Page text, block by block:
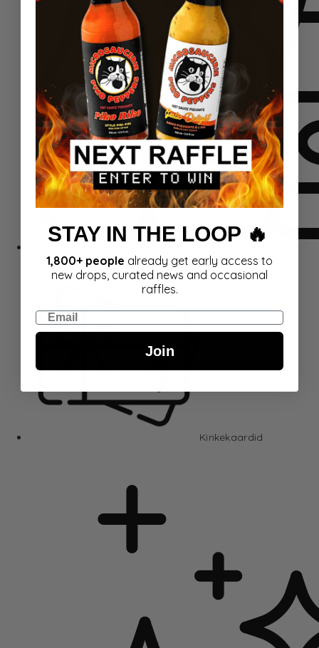
Komplektid
Kinkekaardid
STAY IN THE LOOP 🔥
1,800+ people already get early access to
new drops, curated news and occasional
raffles.
Email
Join